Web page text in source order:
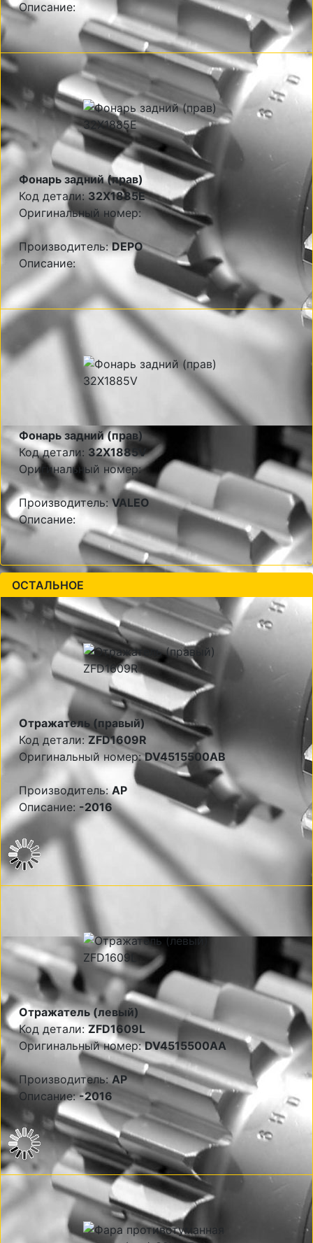
Описание:
Фонарь задний (прав)
Код детали:32X1885E
Оригинальный номер:
Производитель:DEPO
Описание:
Фонарь задний (прав)
Код детали: 32X1885V
Оригинальный номер:
Производитель:VALEO
Описание:
ОСТАЛЬНОЕ
Отражатель (правый)
Код детали:ZFD1609R
Оригинальный номер:DV4515500AB
Производитель:AP
Описание: -2016
Отражатель (левый)
Код детали: ZFD1609L
Оригинальный номер:DV4515500AA
Производитель: AP
Описание:-2016